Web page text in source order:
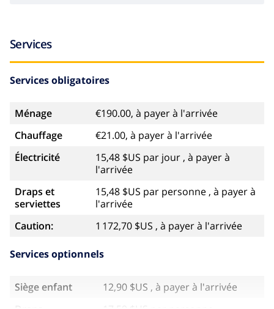
Services
Services obligatoires
Ménage
€190.00, à payer à l'arrivée
Chauffage
€21.00, à payer à l'arrivée
Électricité
15,48 $US par jour , à payer à
l'arrivée
Draps et
serviettes
15,48 $US par personne , à payer à
l'arrivée
Caution:
1 172,70 $US , à payer à l'arrivée
Services optionnels
Siège enfant
12,90 $US , à payer à l'arrivée